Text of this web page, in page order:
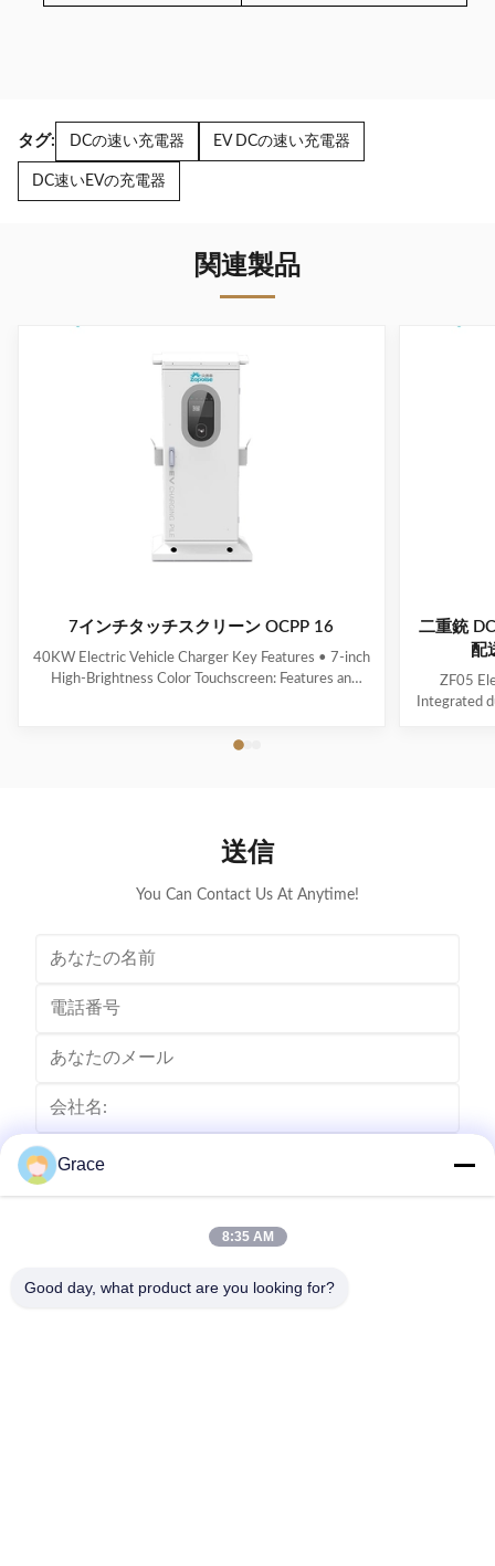
タグ: DCの速い充電器 EV DCの速い充電器
DC速いEVの充電器
関連製品
7インチタッチスクリーン OCPP 16
40KW Electric Vehicle Charger Key Features • 7-inch
High-Brightness Color Touchscreen: Features an
Effectively minimizes energy loss, contributing to
二重銃
配
ZF05
Integrated
送信
You Can Contact Us At Anytime!
送りなさい
Grace
8:35 AM
Good day, what product are you looking for?